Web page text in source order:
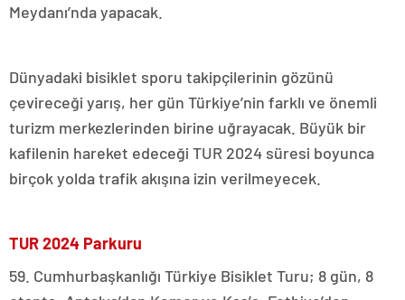
Meydanı’nda yapacak.
Dünyadaki bisiklet sporu takipçilerinin gözünü
çevireceği yarış, her gün Türkiye’nin farklı ve önemli
turizm merkezlerinden birine uğrayacak. Büyük bir
kafilenin hareket edeceği TUR 2024 süresi boyunca
birçok yolda trafik akışına izin verilmeyecek.
TUR 2024 Parkuru
59. Cumhurbaşkanlığı Türkiye Bisiklet Turu; 8 gün, 8